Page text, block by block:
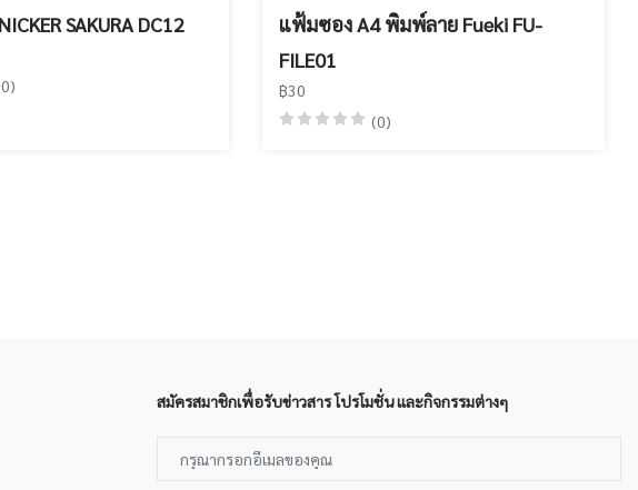
SAKURA DC12
แฟ้มซอง A4 พิมพ์ลาย Fueki FU-
FILE01
฿30
(0)
สมัครสมาชิกเพื่อรับข่าวสาร โปรโมชั่น และกิจกรรมต่างๆ